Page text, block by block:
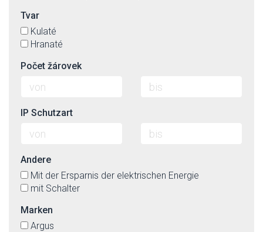
Tvar
Kulaté
Hranaté
Počet žárovek
IP Schutzart
Andere
Mit der Ersparnis der elektrischen Energie
mit Schalter
Marken
Argus